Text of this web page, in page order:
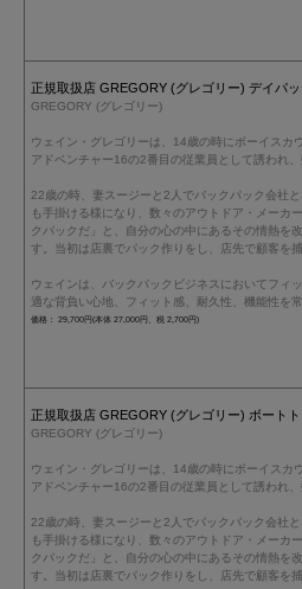
正規取扱店 GREGORY (グレゴリー) デイパ
GREGORY (グレゴリー)
ウェイン・グレゴリーは、14歳の時にボーイスカ
アドベンチャー16の2番目の従業員として誘われ
22歳の時、妻スージーと2人でバックパック会社
も手掛ける様になり、数々のアウトドア・メーカ
クパックだ」と、自分の心の中にあるその情熱を
す。当初は店裏でパック作りをし、店先で顧客を
ウェインは、バックパックビジネスにおいてフィ
適な背負い心地、フィット感、耐久性、機能性を
価格： 29,700円(本体 27,000円、税 2,700円)
正規取扱店 GREGORY (グレゴリー) ボート
GREGORY (グレゴリー)
ウェイン・グレゴリーは、14歳の時にボーイスカ
アドベンチャー16の2番目の従業員として誘われ
22歳の時、妻スージーと2人でバックパック会社
も手掛ける様になり、数々のアウトドア・メーカ
クパックだ」と、自分の心の中にあるその情熱を
す。当初は店裏でパック作りをし、店先で顧客を